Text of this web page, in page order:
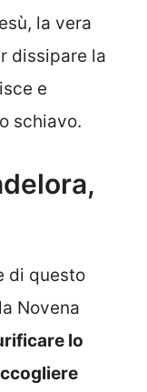
la vera
dissipare la
e
schiavo.
di questo
Novena
lo